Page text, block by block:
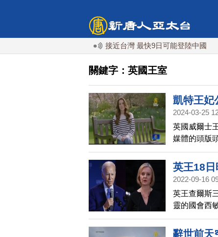
颱風白海豚週末最接近台灣 最快9日可能登陸中國 台
關鍵字：英國王室
凱特王妃
2024-03-25
英國威爾士
媒體的頭版
凱特將遠離
英王18
2022-09-16
英王查爾斯
靈的國會西
國元首。
辭世前天